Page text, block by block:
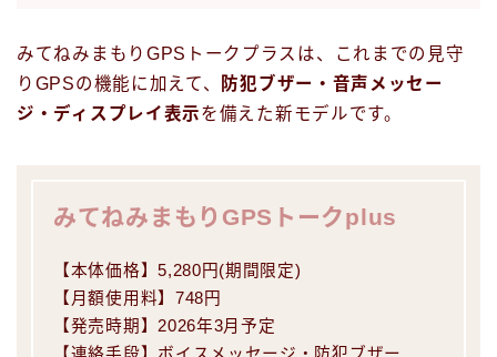
みてねみまもりGPSトークプラスは、これまでの見守
りGPSの機能に加えて、
防犯ブザー・音声メッセー
ジ・ディスプレイ表示を備えた新モデルです。
みてねみまもりGPSトークplus
【本体価格】5,280円(期間限定)
【月額使用料】748円
【発売時期】2026年3月予定